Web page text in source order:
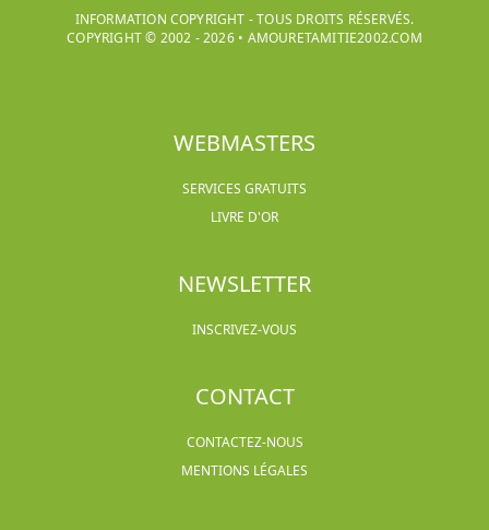
INFORMATION COPYRIGHT - TOUS DROITS RÉSERVÉS.
COPYRIGHT © 2002 -2026• AMOURETAMITIE2002.COM
WEBMASTERS
SERVICES GRATUITS
LIVRE D'OR
NEWSLETTER
INSCRIVEZ-VOUS
CONTACT
CONTACTEZ-NOUS
MENTIONS LÉGALES